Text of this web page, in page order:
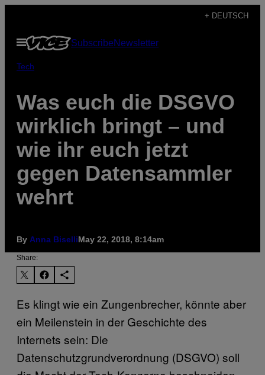
content
+ DEUTSCH
Open
Menu
SubscribeNewsletter
Tech
Was euch die DSGVO
wirklich bringt – und
wie ihr euch jetzt
gegen Datensammler
wehrt
By Anna BiselliMay 22, 2018, 8:14am
Share:
Es klingt wie ein Zungenbrecher, könnte aber
ein Meilenstein in der Geschichte des
Internets sein: Die
Datenschutzgrundverordnung (DSGVO) soll